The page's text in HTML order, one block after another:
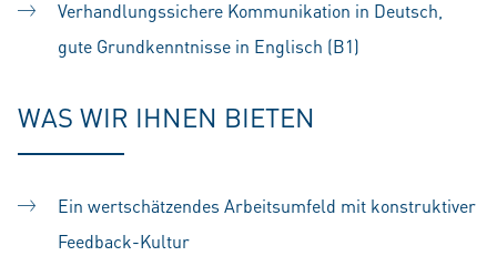
Verhandlungssichere Kommunikation in Deutsch,
gute Grundkenntnisse in Englisch (B1)
WAS WIR IHNEN BIETEN
Ein wertschätzendes Arbeitsumfeld mit konstruktiver
Feedback-Kultur